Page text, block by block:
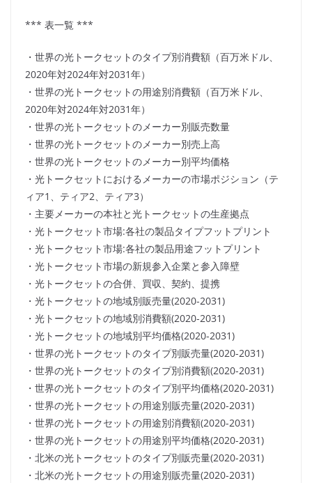
*** 表一覧 ***
・世界の光トークセットのタイプ別消費額（百万米ドル、
2020年対2024年対2031年）
・世界の光トークセットの用途別消費額（百万米ドル、
2020年対2024年対2031年）
・世界の光トークセットのメーカー別販売数量
・世界の光トークセットのメーカー別売上高
・世界の光トークセットのメーカー別平均価格
・光トークセットにおけるメーカーの市場ポジション（テ
ィア1、ティア2、ティア3）
・主要メーカーの本社と光トークセットの生産拠点
・光トークセット市場:各社の製品タイプフットプリント
・光トークセット市場:各社の製品用途フットプリント
・光トークセット市場の新規参入企業と参入障壁
・光トークセットの合併、買収、契約、提携
・光トークセットの地域別販売量(2020-2031)
・光トークセットの地域別消費額(2020-2031)
・光トークセットの地域別平均価格(2020-2031)
・世界の光トークセットのタイプ別販売量(2020-2031)
・世界の光トークセットのタイプ別消費額(2020-2031)
・世界の光トークセットのタイプ別平均価格(2020-2031)
・世界の光トークセットの用途別販売量(2020-2031)
・世界の光トークセットの用途別消費額(2020-2031)
・世界の光トークセットの用途別平均価格(2020-2031)
・北米の光トークセットのタイプ別販売量(2020-2031)
・北米の光トークセットの用途別販売量(2020-2031)